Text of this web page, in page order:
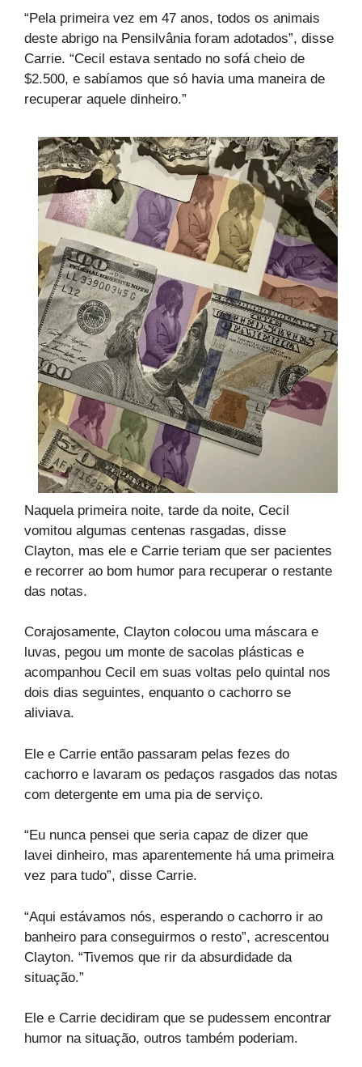
“Pela primeira vez em 47 anos, todos os animais
deste abrigo na Pensilvânia foram adotados”, disse
Carrie. “Cecil estava sentado no sofá cheio de
$2.500, e sabíamos que só havia uma maneira de
recuperar aquele dinheiro.”
Naquela primeira noite, tarde da noite, Cecil
vomitou algumas centenas rasgadas, disse
Clayton, mas ele e Carrie teriam que ser pacientes
e recorrer ao bom humor para recuperar o restante
das notas.
Corajosamente, Clayton colocou uma máscara e
luvas, pegou um monte de sacolas plásticas e
acompanhou Cecil em suas voltas pelo quintal nos
dois dias seguintes, enquanto o cachorro se
aliviava.
Ele e Carrie então passaram pelas fezes do
cachorro e lavaram os pedaços rasgados das notas
com detergente em uma pia de serviço.
“Eu nunca pensei que seria capaz de dizer que
lavei dinheiro, mas aparentemente há uma primeira
vez para tudo”, disse Carrie.
“Aqui estávamos nós, esperando o cachorro ir ao
banheiro para conseguirmos o resto”, acrescentou
Clayton. “Tivemos que rir da absurdidade da
situação.”
Ele e Carrie decidiram que se pudessem encontrar
humor na situação, outros também poderiam.